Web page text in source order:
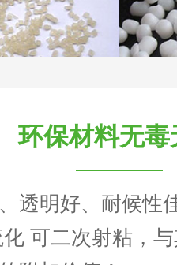
环保材料无毒
透明好、耐候性
可二次射粘，